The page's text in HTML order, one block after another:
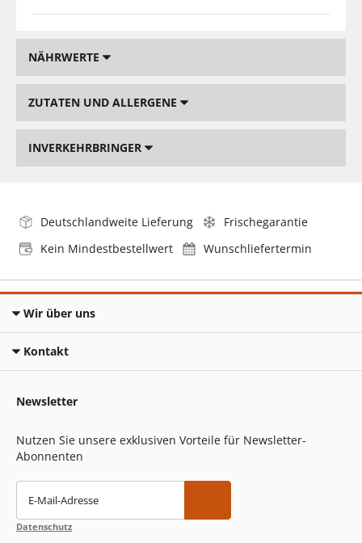
NÄHRWERTE
ZUTATEN UND ALLERGENE
INVERKEHRBRINGER
Deutschlandweite Lieferung
Frischegarantie
Kein Mindestbestellwert
Wunschliefertermin
Wir über uns
Kontakt
Newsletter
Nutzen Sie unsere exklusiven Vorteile für Newsletter-
Abonnenten
E-Mail-Adresse
Datenschutz